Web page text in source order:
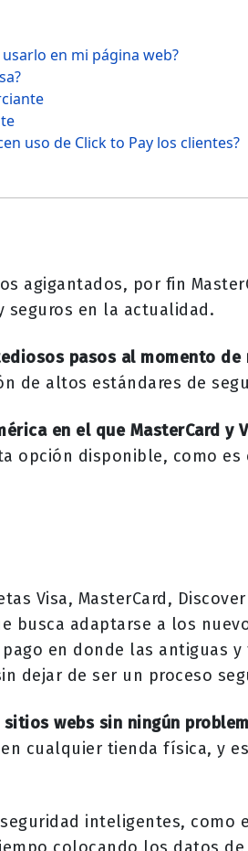
en mi página web?
uso de Click to Pay los clientes?
agigantados, por fin
seguros en la actualidad.
pasos al momento de
de altos estándares de
en el que MasterCard
disponible, como es
Visa, MasterCard,
busca adaptarse a los
en donde las antiguas
dejar de ser un proceso
webs sin ningún
cualquier tienda física, y
inteligentes, como